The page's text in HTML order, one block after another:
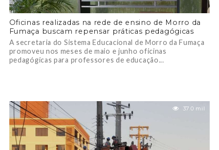
Oficinas realizadas na rede de ensino de Morro da
Fumaça buscam repensar práticas pedagógicas
A secretaria do Sistema Educacional de Morro da Fumaça
promoveu nos meses de maio e junho oficinas
pedagógicas para professores de educação...
37.0 mil